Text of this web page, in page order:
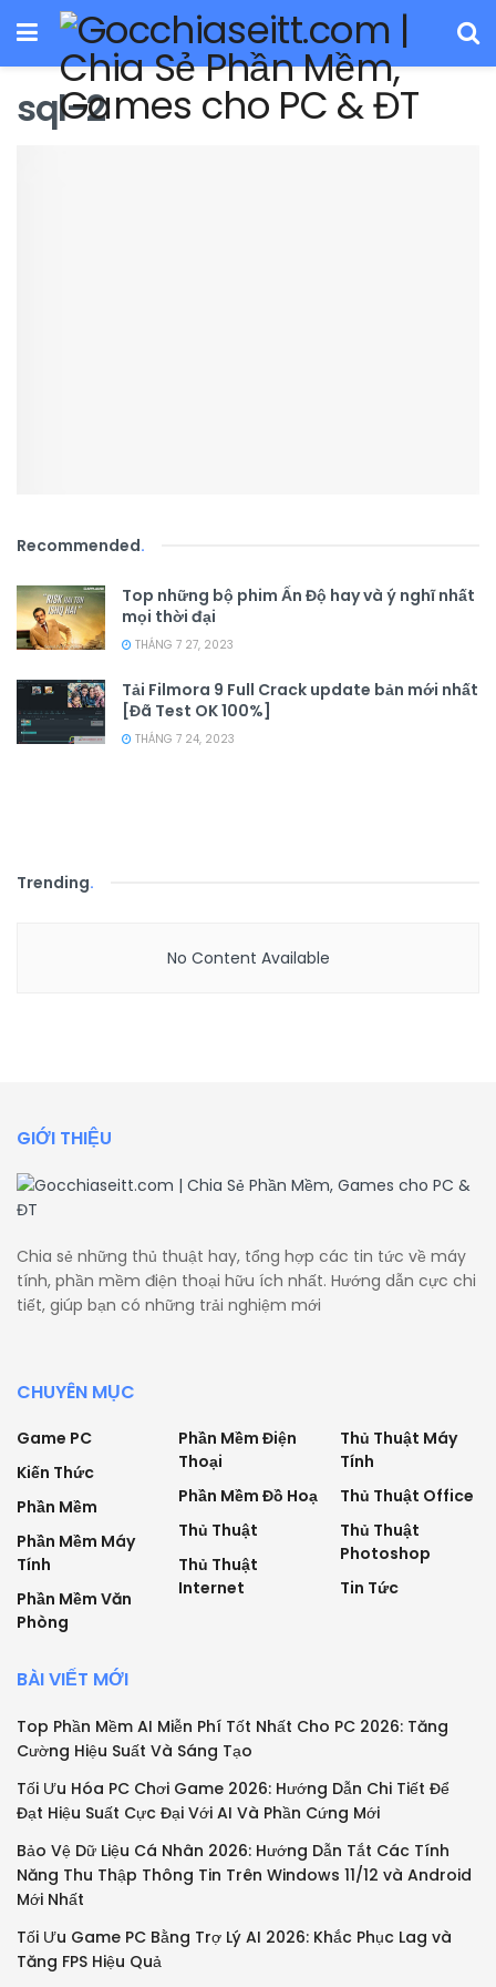
sql-2
Recommended.
Top những bộ phim Ấn Độ hay và ý nghĩ nhất
mọi thời đại
THÁNG 7 27, 2023
Tải Filmora 9 Full Crack update bản mới nhất
[Đã Test OK 100%]
THÁNG 7 24, 2023
Trending.
No Content Available
GIỚI THIỆU
Chia sẻ những thủ thuật hay, tổng hợp các tin tức về máy
tính, phần mềm điện thoại hữu ích nhất. Hướng dẫn cực chi
tiết, giúp bạn có những trải nghiệm mới
CHUYÊN MỤC
Game PC
Kiến Thức
Phần Mềm
Phần Mềm Máy
Tính
Phần Mềm Văn
Phòng
Phần Mềm Điện
Thoại
Phần Mềm Đồ Hoạ
Thủ Thuật
Thủ Thuật
Internet
Thủ Thuật Máy
Tính
Thủ Thuật Office
Thủ Thuật
Photoshop
Tin Tức
BÀI VIẾT MỚI
Top Phần Mềm AI Miễn Phí Tốt Nhất Cho PC 2026: Tăng
Cường Hiệu Suất Và Sáng Tạo
Tối Ưu Hóa PC Chơi Game 2026: Hướng Dẫn Chi Tiết Để
Đạt Hiệu Suất Cực Đại Với AI Và Phần Cứng Mới
Bảo Vệ Dữ Liệu Cá Nhân 2026: Hướng Dẫn Tắt Các Tính
Năng Thu Thập Thông Tin Trên Windows 11/12 và Android
Mới Nhất
Tối Ưu Game PC Bằng Trợ Lý AI 2026: Khắc Phục Lag và
Tăng FPS Hiệu Quả